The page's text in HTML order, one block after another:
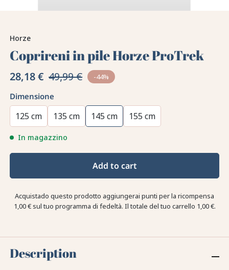
Horze
Coprireni in pile Horze ProTrek
28,18 € 49,99 € -44%
Dimensione
125 cm 135 cm 145 cm 155 cm
In magazzino
Add to cart
Acquistado questo prodotto aggiungerai punti per la ricompensa
1,00 €sul tuo programma di fedeltà. Il totale del tuo carrello 1,00 €.
Description